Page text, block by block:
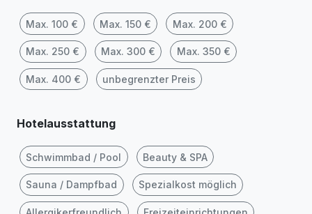
Max. 100 € Max. 150 € Max. 200 €
Max. 250 € Max. 300 € Max. 350 €
Max. 400 € unbegrenzter Preis
Hotelausstattung
Schwimmbad / Pool Beauty & SPA
Sauna / Dampfbad Spezialkost möglich